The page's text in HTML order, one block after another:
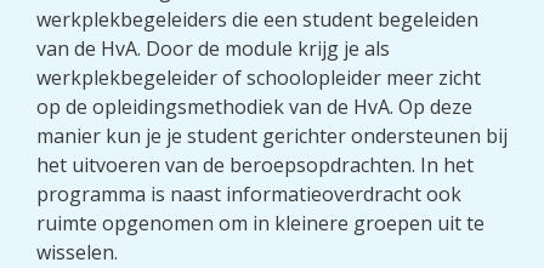
werkplekbegeleiders die een student begeleiden
van de HvA. Door de module krijg je als
werkplekbegeleider of schoolopleider meer zicht
op de opleidingsmethodiek van de HvA. Op deze
manier kun je je student gerichter ondersteunen bij
het uitvoeren van de beroepsopdrachten. In het
programma is naast informatieoverdracht ook
ruimte opgenomen om in kleinere groepen uit te
wisselen.